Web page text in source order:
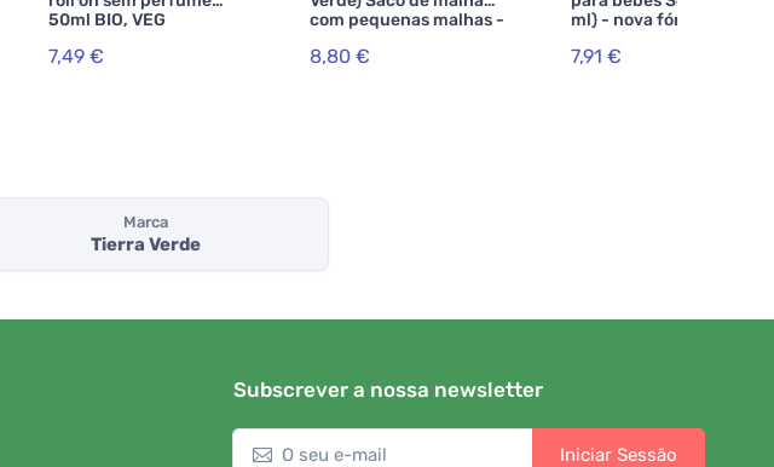
50ml BIO, VEG
7,49 €
com pequenas malhas -
8,80 €
ml) - nova fórmula
7,91 €
Marca
Tierra Verde
Subscrever a nossa newsletter
Iniciar Sessão